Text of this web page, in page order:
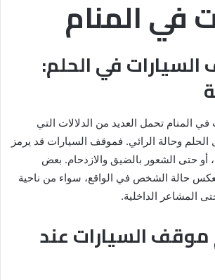
في المنام
في الحلم:
المنام تحمل العديد من الدلالات التي
وحالة الرائي. فموقف السيارات قد يرمز
أو حتى الشعور بالضيق والازدحام. بعض
حالة الشخص في الواقع، سواء من ناحية
المشاعر الداخلية.
السيارات عند